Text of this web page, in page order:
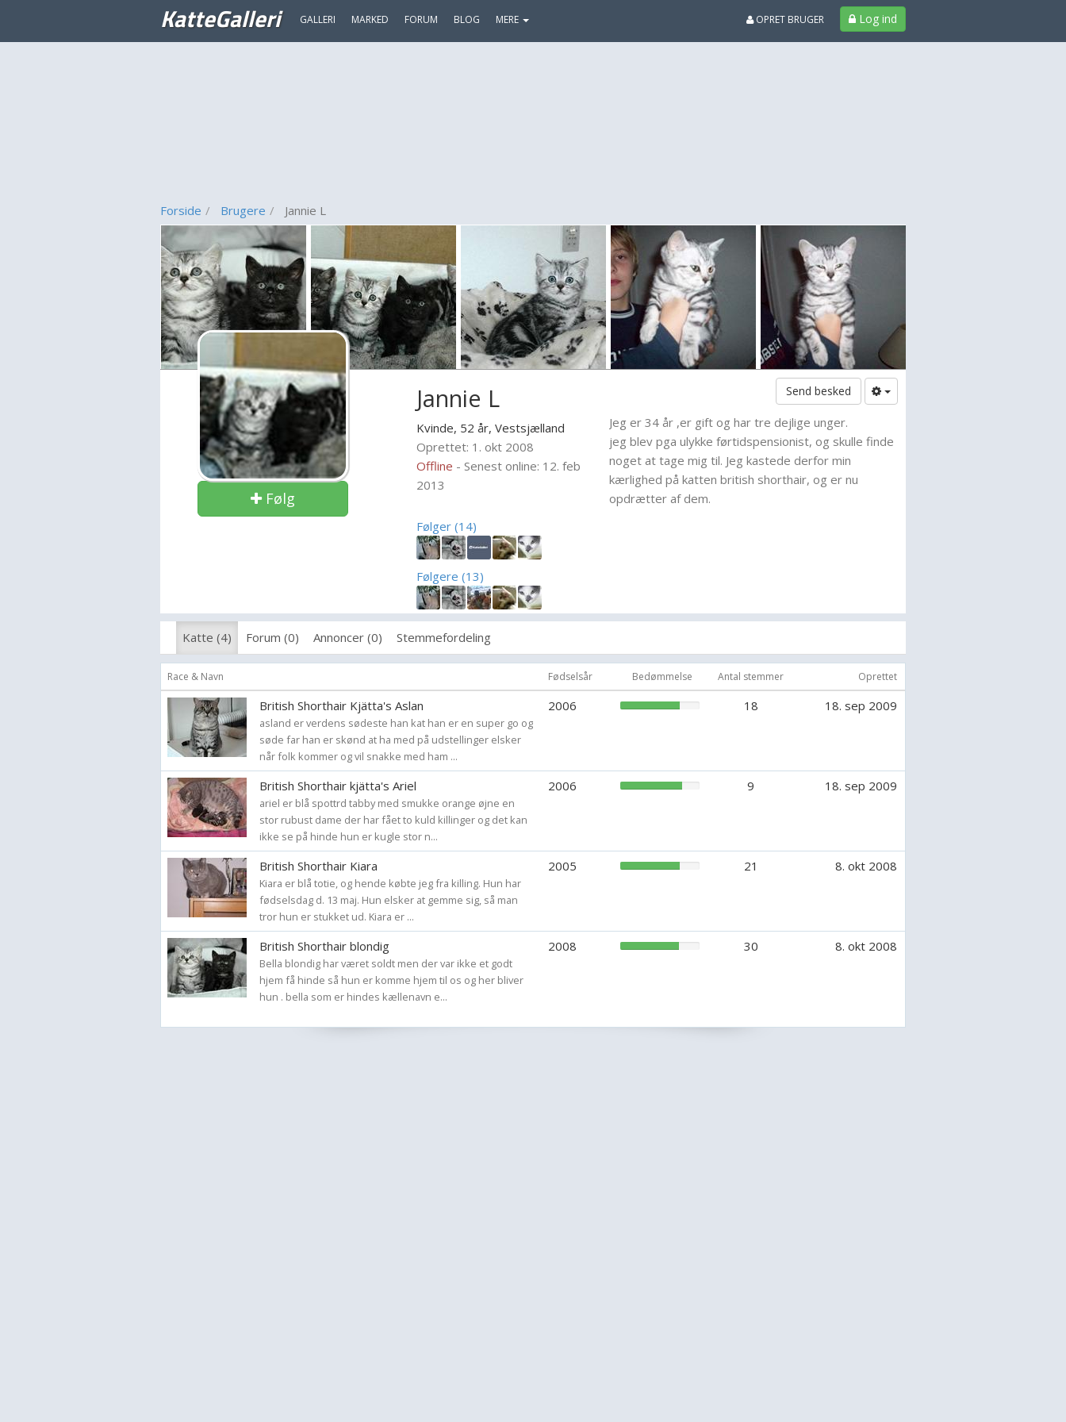
KatteGalleri GALLERI MARKED FORUM BLOG MERE Log ind
OPRET BRUGER
Forside Brugere Jannie L
Følg
Jannie L
Kvinde, 52 år,Vestsjælland
Oprettet: 1. okt 2008
Offline - Senest online: 12. feb
2013
Følger (14)
Følgere (13)
Send besked
Jeg er 34 år ,er gift og har tre dejlige unger.
jeg blev pga ulykke førtidspensionist, og skulle finde
noget at tage mig til. Jeg kastede derfor min
kærlighed på katten british shorthair, og er nu
opdrætter af dem.
Katte (4) Forum (0) Annoncer (0) Stemmefordeling
Race & Navn Fødselsår Bedømmelse Antal stemmer Oprettet
British Shorthair Kjätta's Aslan
asland er verdens sødeste han kat han er en super go og
søde far han er skønd at ha med på udstellinger elsker
når folk kommer og vil snakke med ham ...
2006 18 18. sep 2009
British Shorthair kjätta's Ariel
ariel er blå spottrd tabby med smukke orange øjne en
stor rubust dame der har fået to kuld killinger og det kan
ikke se på hinde hun er kugle stor n...
2006 9 18. sep 2009
British Shorthair Kiara
Kiara er blå totie, og hende købte jeg fra killing. Hun har
fødselsdag d. 13 maj. Hun elsker at gemme sig, så man
tror hun er stukket ud. Kiara er ...
2005 21 8. okt 2008
British Shorthair blondig
Bella blondig har været soldt men der var ikke et godt
hjem få hinde så hun er komme hjem til os og her bliver
hun . bella som er hindes kællenavn e...
2008 30 8. okt 2008